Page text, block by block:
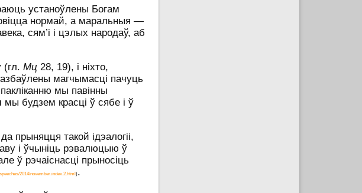
устаноўлены Богам
нормай, а маральныя —
сям’і і цэлых народаў, аб
(гл. Мц 28, 19), і ніхто,
магчымасці пачуць
мы павінны
будзем красці ў сябе і ў
прыняцця такой ідэалогіі,
і ўчыніць рэвалюцыю ў
ў рэчаіснасці прыносіць
2014/november.index.2.html ).